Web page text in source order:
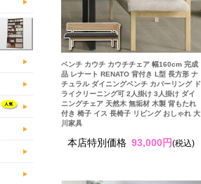
ベンチ カウチ カウチチェア 幅160cm 完成
品 レナート RENATO 背付き L型 長方形 ナ
チュラル ダイニングベンチ カバーリング ド
ライクリーニング可 2人掛け 3人掛け ダイ
ニングチェア 天然木 無垢材 木製 背もたれ
付き 椅子 イス 長椅子 リビング おしゃれ 大
川家具
本店特別価格 93,000円(税込)